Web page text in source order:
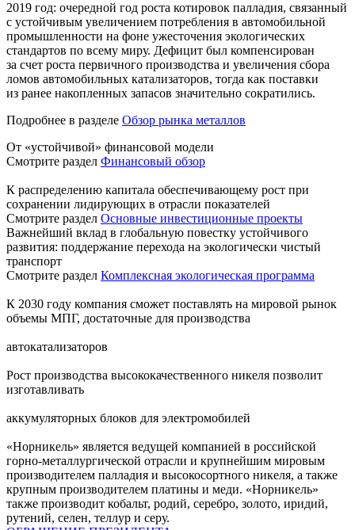
2019 год: очередной год роста котировок палладия, связанный
с устойчивым увеличением потребления в автомобильной
промышленности на фоне ужесточения экологических
стандартов по всему миру. Дефицит был компенсирован
за счет роста первичного производства и увеличения сбора
ломов автомобильных катализаторов, тогда как поставки
из ранее накопленных запасов значительно сократились.
Подробнее в разделе Обзор рынка металлов
От «устойчивой» финансовой модели
Смотрите раздел Финансовый обзор
К распределению капитала обеспечивающему рост при
сохранении лидирующих в отрасли показателей
Смотрите раздел Основные инвестиционные проекты
Важнейший вклад в глобальную повестку устойчивого
развития: поддержание перехода на экологически чистый
транспорт
Смотрите раздел Комплексная экологическая программа
К 2030 году компания сможет поставлять на мировой рынок
объемы МПГ, достаточные для производства
автокатализаторов
Рост производства высококачественного никеля позволит
изготавливать
аккумуляторных блоков для электромобилей
«Норникель» является ведущей компанией в российской
горно-металлургической отрасли и крупнейшим мировым
производителем палладия и высокосортного никеля, а также
крупным производителем платины и меди. «Норникель»
также производит кобальт, родий, серебро, золото, иридий,
рутений, селен, теллур и серу.